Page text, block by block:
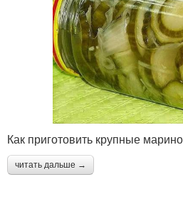
Как приготовить крупные
читать дальше →